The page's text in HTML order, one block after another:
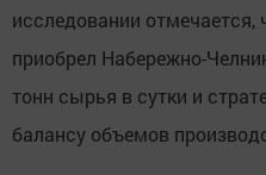
исследовании отмечается,
приобрел Набережно-
тонн сырья в сутки и
балансу объемов